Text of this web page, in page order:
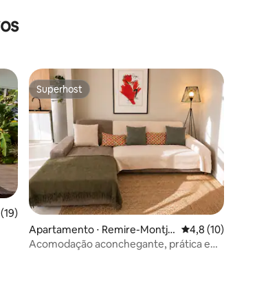
uma avaliação média de 5, 19 avaliações
Superhost
Superhost
Apartamento ⋅ Remire-Montjol
y
4,8 de uma
4,8 (10)
Acomodação aconchegante, prática e